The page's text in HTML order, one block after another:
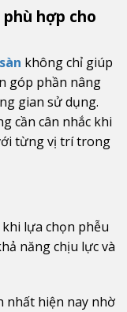
hợp cho
không chỉ giúp
góp phần nâng
gian sử dụng.
cần cân nhắc khi
từng vị trí trong
lựa chọn phễu
năng chịu lực và
nhất hiện nay nhờ